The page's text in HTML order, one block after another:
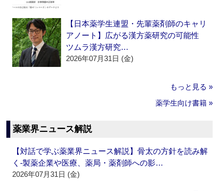
【日本薬学生連盟・先輩薬剤師のキャリ
アノート】広がる漢方薬研究の可能性
ツムラ漢方研究…
2026年07月31日 (金)
もっと見る »
薬学生向け書籍 »
薬業界ニュース解説
【対話で学ぶ薬業界ニュース解説】骨太の方針を読み解
く‐製薬企業や医療、薬局・薬剤師への影…
2026年07月31日 (金)